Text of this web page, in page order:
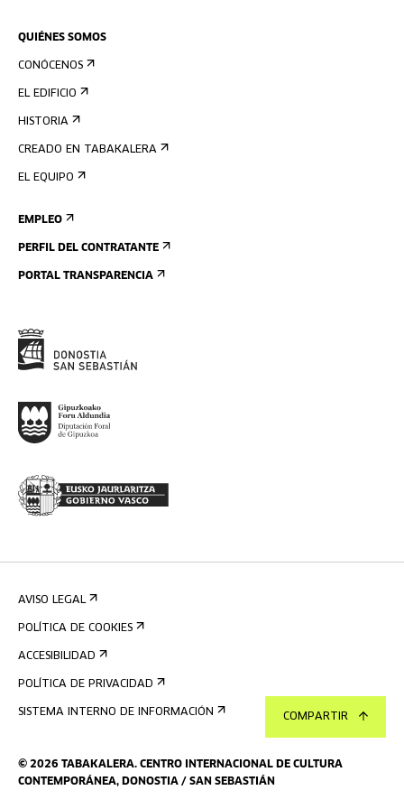
COMPARTIR
QUIÉNES SOMOS
CONÓCENOS
EL EDIFICIO
HISTORIA
CREADO EN TABAKALERA
EL EQUIPO
EMPLEO
PERFIL DEL CONTRATANTE
PORTAL TRANSPARENCIA
© 2026 TABAKALERA. CENTRO INTERNACIONAL DE CULTURA
CONTEMPORÁNEA, DONOSTIA / SAN SEBASTIÁN
AVISO LEGAL
POLÍTICA DE COOKIES
ACCESIBILIDAD
POLÍTICA DE PRIVACIDAD
SISTEMA INTERNO DE INFORMACIÓN